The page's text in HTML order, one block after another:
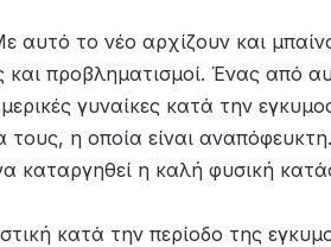
αυτό το νέο αρχίζουν και
και προβληματισμοί. Ένας από
γυναίκες κατά την
η οποία είναι αναπόφευκτη.
καταργηθεί η καλή φυσική
κατά την περίοδο της